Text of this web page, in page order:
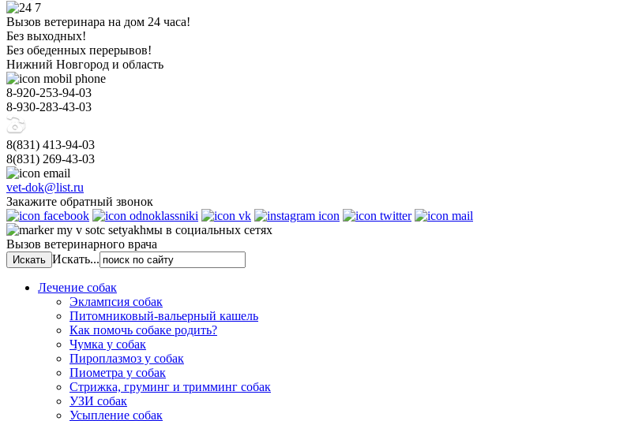
Вызов ветеринара на дом 24 часа!
Без выходных!
Без обеденных перерывов!
Нижний Новгород и область
8-920-253-94-03
8-930-283-43-03
8(831) 413-94-03
8(831) 269-43-03
vet-dok@list.ru
Закажите обратный звонок
мы в социальных сетях
Вызов ветеринарного врача
Искать...
Лечение собак
Эклампсия собак
Питомниковый-вальерный кашель
Как помочь собаке родить?
Чумка у собак
Пироплазмоз у собак
Пиометра у собак
Стрижка, груминг и тримминг собак
УЗИ собак
Усыпление собак